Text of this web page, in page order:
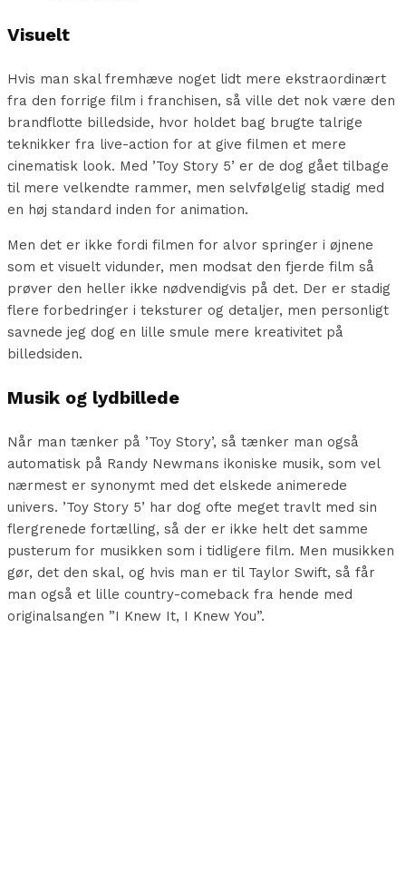
Visuelt
Hvis man skal fremhæve noget lidt mere ekstraordinært
fra den forrige film i franchisen, så ville det nok være den
brandflotte billedside, hvor holdet bag brugte talrige
teknikker fra live-action for at give filmen et mere
cinematisk look. Med ’Toy Story 5’ er de dog gået tilbage
til mere velkendte rammer, men selvfølgelig stadig med
en høj standard inden for animation.
Men det er ikke fordi filmen for alvor springer i øjnene
som et visuelt vidunder, men modsat den fjerde film så
prøver den heller ikke nødvendigvis på det. Der er stadig
flere forbedringer i teksturer og detaljer, men personligt
savnede jeg dog en lille smule mere kreativitet på
billedsiden.
Musik og lydbillede
Når man tænker på ’Toy Story’, så tænker man også
automatisk på Randy Newmans ikoniske musik, som vel
nærmest er synonymt med det elskede animerede
univers. ’Toy Story 5’ har dog ofte meget travlt med sin
flergrenede fortælling, så der er ikke helt det samme
pusterum for musikken som i tidligere film. Men musikken
gør, det den skal, og hvis man er til Taylor Swift, så får
man også et lille country-comeback fra hende med
originalsangen ”I Knew It, I Knew You”.